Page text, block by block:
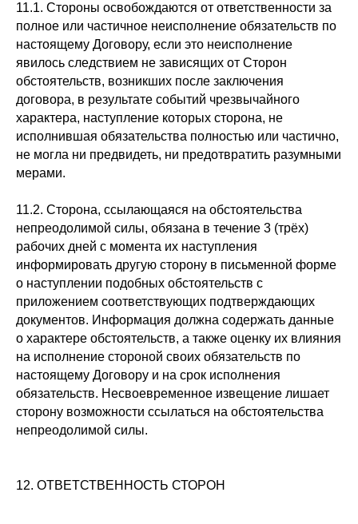
11.1. Стороны освобождаются от ответственности за
полное или частичное неисполнение обязательств по
настоящему Договору, если это неисполнение
явилось следствием не зависящих от Сторон
обстоятельств, возникших после заключения
договора, в результате событий чрезвычайного
характера, наступление которых сторона, не
исполнившая обязательства полностью или частично,
не могла ни предвидеть, ни предотвратить разумными
мерами.
11.2. Сторона, ссылающаяся на обстоятельства
непреодолимой силы, обязана в течение 3 (трёх)
рабочих дней с момента их наступления
информировать другую сторону в письменной форме
о наступлении подобных обстоятельств с
приложением соответствующих подтверждающих
документов. Информация должна содержать данные
о характере обстоятельств, а также оценку их влияния
на исполнение стороной своих обязательств по
настоящему Договору и на срок исполнения
обязательств. Несвоевременное извещение лишает
сторону возможности ссылаться на обстоятельства
непреодолимой силы.
12. ОТВЕТСТВЕННОСТЬ СТОРОН